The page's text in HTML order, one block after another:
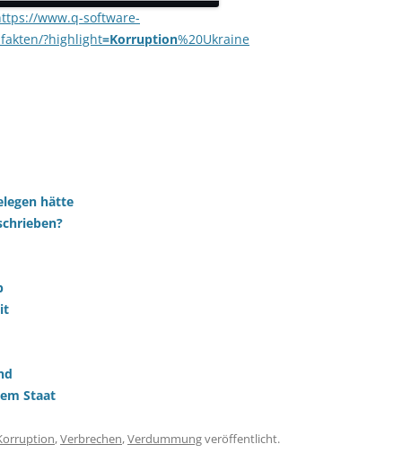
www.q-software-
?highlight=Korruption%20Ukraine
hätte
Staat
,Verbrechen,Verdummungveröffentlicht.